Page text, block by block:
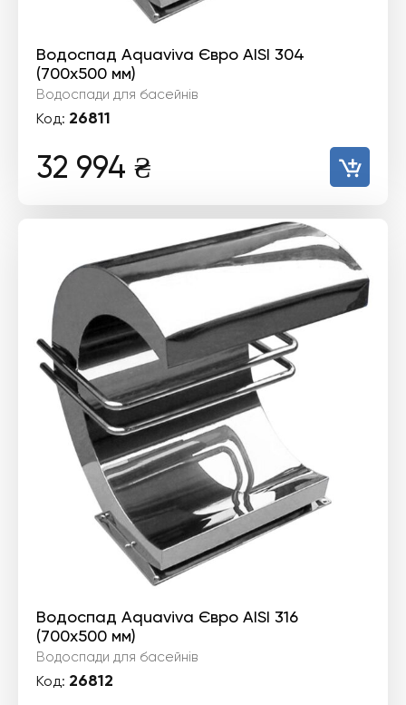
Водоспад Aquaviva Євро AISI 304
(700х500 мм)
Водоспади для басейнів
Код: 26811
32 994 ₴
Водоспад Aquaviva Євро AISI 316
(700х500 мм)
Водоспади для басейнів
Код: 26812